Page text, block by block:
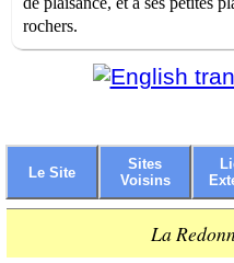
rochers.
Le Site
Sites
Voisins
La